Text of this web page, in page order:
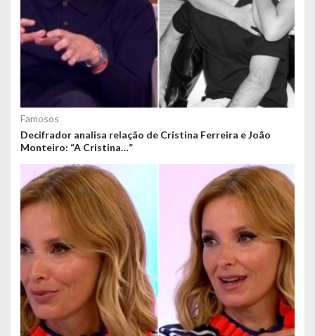
Famosos
Decifrador analisa relação de Cristina Ferreira e João
Monteiro: “A Cristina…”